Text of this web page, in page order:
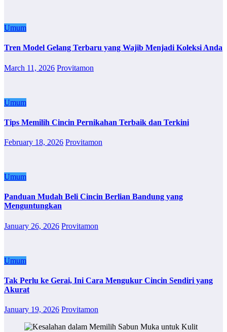
Umum
Tren Model Gelang Terbaru yang Wajib Menjadi Koleksi Anda
March 11, 2026 Provitamon
Umum
Tips Memilih Cincin Pernikahan Terbaik dan Terkini
February 18, 2026 Provitamon
Umum
Panduan Mudah Beli Cincin Berlian Bandung yang
Menguntungkan
January 26, 2026 Provitamon
Umum
Tak Perlu ke Gerai, Ini Cara Mengukur Cincin Sendiri yang
Akurat
January 19, 2026 Provitamon